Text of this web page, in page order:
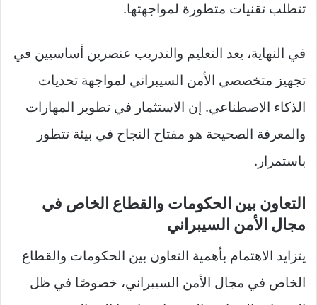
تتطلب تقنيات متطورة لمواجهتها.
في النهاية، يعد التعليم والتدريب عنصرين أساسيين في
تجهيز متخصصي الأمن السيبراني لمواجهة تحديات
الذكاء الاصطناعي. إن الاستثمار في تطوير المهارات
والمعرفة الصحيحة هو مفتاح النجاح في بيئة تتطور
باستمرار.
التعاون بين الحكومات والقطاع الخاص في
مجال الأمن السيبراني
يتزايد الاهتمام بأهمية التعاون بين الحكومات والقطاع
الخاص في مجال الأمن السيبراني، خصوصًا في ظل